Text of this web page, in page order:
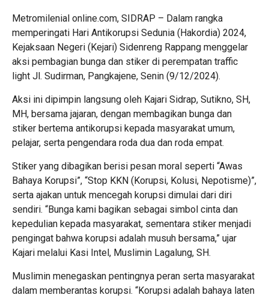
Metromilenial online.com, SIDRAP – Dalam rangka
memperingati Hari Antikorupsi Sedunia (Hakordia) 2024,
Kejaksaan Negeri (Kejari) Sidenreng Rappang menggelar
aksi pembagian bunga dan stiker di perempatan traffic
light Jl. Sudirman, Pangkajene, Senin (9/12/2024).
Aksi ini dipimpin langsung oleh Kajari Sidrap, Sutikno, SH,
MH, bersama jajaran, dengan membagikan bunga dan
stiker bertema antikorupsi kepada masyarakat umum,
pelajar, serta pengendara roda dua dan roda empat.
Stiker yang dibagikan berisi pesan moral seperti “Awas
Bahaya Korupsi”, “Stop KKN (Korupsi, Kolusi, Nepotisme)”,
serta ajakan untuk mencegah korupsi dimulai dari diri
sendiri. “Bunga kami bagikan sebagai simbol cinta dan
kepedulian kepada masyarakat, sementara stiker menjadi
pengingat bahwa korupsi adalah musuh bersama,” ujar
Kajari melalui Kasi Intel, Muslimin Lagalung, SH.
Muslimin menegaskan pentingnya peran serta masyarakat
dalam memberantas korupsi. “Korupsi adalah bahaya laten